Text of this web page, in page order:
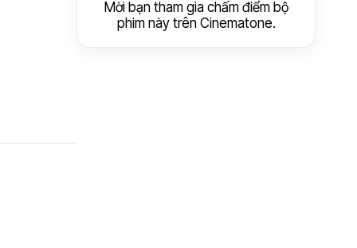
Mời bạn tham gia chấm điểm bộ
phim này trên Cinematone.